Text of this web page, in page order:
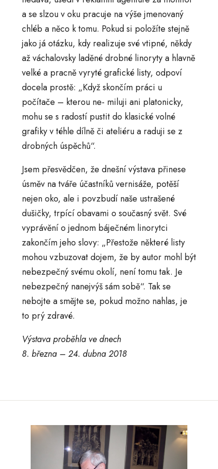
a se slzou v oku pracuje na výše jmenovaný
chléb a něco k tomu. Pokud si položíte stejně
jako já otázku, kdy realizuje své vtipné, někdy
až váchalovsky laděné drobné linoryty a hlavně
velké a pracně vyryté grafické listy, odpoví
docela prostě: „Když skončím práci u
počítače – kterou ne- miluji ani platonicky,
mohu se s radostí pustit do klasické volné
grafiky v téhle dílně či ateliéru a raduji se z
drobných úspěchů“.
Jsem přesvědčen, že dnešní výstava přinese
úsměv na tváře účastníků vernisáže, potěší
nejen oko, ale i povzbudí naše ustrašené
dušičky, trpící obavami o současný svět. Své
vyprávění o jednom báječném linorytci
zakončím jeho slovy: „Přestože některé listy
mohou vzbuzovat dojem, že by autor mohl být
nebezpečný svému okolí, není tomu tak. Je
nebezpečný nanejvýš sám sobě“. Tak se
nebojte a smějte se, pokud možno nahlas, je
to prý zdravé.
Výstava proběhla ve dnech
8. března – 24. dubna 2018